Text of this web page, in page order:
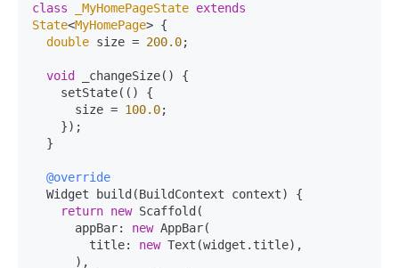
class
_MyHomePageState extends
State<MyHomePage> {
double size = 200.0;
void
_changeSize() {
      size =
100.0;
@override
return new Scaffold(
      appBar:
new AppBar(
        title:
new Text(widget.title),